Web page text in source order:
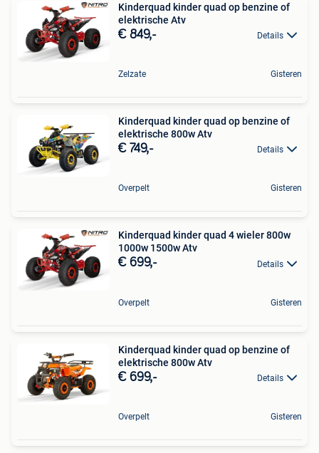
Kinderquad kinder quad op benzine of
elektrische Atv
€ 849,- Details
Zelzate Gisteren
Kinderquad kinder quad op benzine of
elektrische 800w Atv
€ 749,- Details
Overpelt Gisteren
Kinderquad kinder quad 4 wieler 800w
1000w 1500w Atv
€ 699,- Details
Overpelt Gisteren
Kinderquad kinder quad op benzine of
elektrische 800w Atv
€ 699,- Details
Overpelt Gisteren